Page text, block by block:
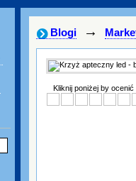
Blogi →
Kliknij poniżej by ocenić